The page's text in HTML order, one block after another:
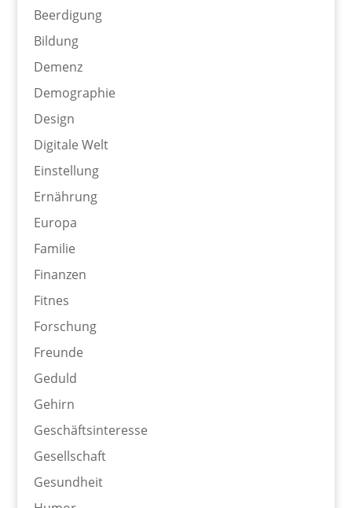
Beerdigung
Bildung
Demenz
Demographie
Design
Digitale Welt
Einstellung
Ernährung
Europa
Familie
Finanzen
Fitnes
Forschung
Freunde
Geduld
Gehirn
Geschäftsinteresse
Gesellschaft
Gesundheit